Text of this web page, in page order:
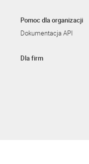
Pomoc dla organizacji
Dokumentacja API
Dla firm